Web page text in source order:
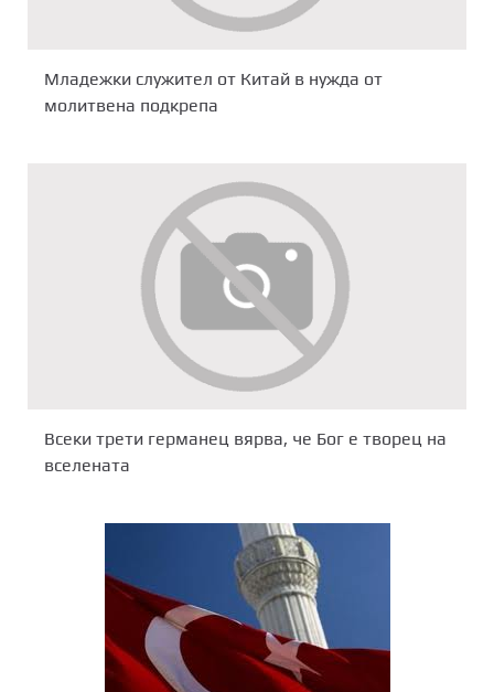
Младежки служител от Китай в нужда от
молитвена подкрепа
Всеки трети германец вярва, че Бог е творец на
вселената